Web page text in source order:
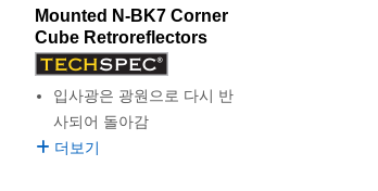
Mounted N-BK7 Corner
Cube Retroreflectors
입사광은 광원으로 다시 반
사되어 돌아감
더보기